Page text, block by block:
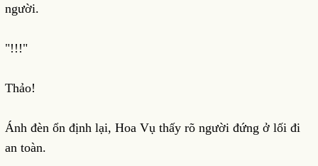
người.
"!!!"
Thảo!
Ánh đèn ổn định lại, Hoa Vụ thấy rõ người đứng ở lối đi
an toàn.